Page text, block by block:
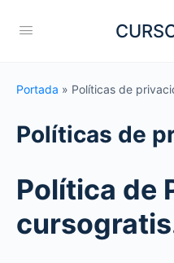
Portada » Políticas de
Políticas de
Política de